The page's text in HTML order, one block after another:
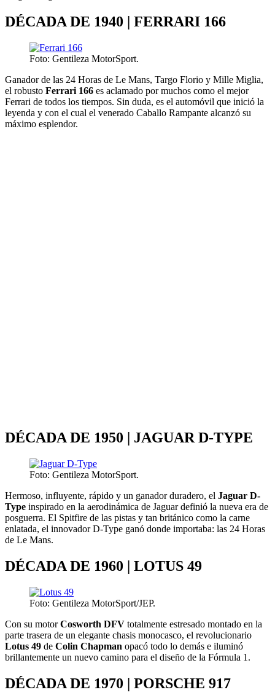
DÉCADA DE 1940 | FERRARI 166
Foto: Gentileza MotorSport.
Ganador de las 24 Horas de Le Mans, Targo Florio y Mille Miglia,
el robusto Ferrari 166 es aclamado por muchos como el mejor
Ferrari de todos los tiempos. Sin duda, es el automóvil que inició la
leyenda y con el cual el venerado Caballo Rampante alcanzó su
máximo esplendor.
DÉCADA DE 1950 | JAGUAR D-TYPE
Foto: Gentileza MotorSport.
Hermoso, influyente, rápido y un ganador duradero, el Jaguar D-
Type inspirado en la aerodinámica de Jaguar definió la nueva era de
posguerra. El Spitfire de las pistas y tan británico como la carne
enlatada, el innovador D-Type ganó donde importaba: las 24 Horas
de Le Mans.
DÉCADA DE 1960 | LOTUS 49
Foto: Gentileza MotorSport/JEP.
Con su motorCosworth DFV totalmente estresado montado en la
parte trasera de un elegante chasis monocasco, el revolucionario
Lotus 49 de Colin Chapman opacó todo lo demás e iluminó
brillantemente un nuevo camino para el diseño de la Fórmula 1.
DÉCADA DE 1970 | PORSCHE 917